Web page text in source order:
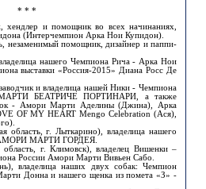
* * *
и помощник во всех начинаниях,
(Интерчемпион Арка Нои Купидон).
незаменимый помощник, дизайнер и паппи-
нашего Чемпиона Рича - Арка Нои
выставки «Россия-2015» Диана Росс Де
и владелица нашей Ники - Чемпиона
БЕАТРИЧЕ ПОРТИНАРИ, а также
- Амори Марти Аделины (Джина), Арка
OF MY HEART Mengo Celebration (Ася),
г. Лыткарино), владелица нашего
МАРТИ ГОРДЕЯ.
г. Климовск), владелец Вишенки –
России Амори Марти Вивьен Сабо.
владелица наших двух собак: Чемпион
Донна и нашего щенка из помета «З» -